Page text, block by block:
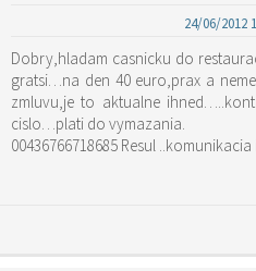
24/06/2012
Dobry,hladam casnicku do
gratsi…na den 40 euro,prax a
zmluvu,je to aktualne
cislo…plati do vymazania.
00436766718685 Resul